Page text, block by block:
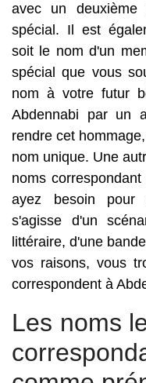
avec un
spécial. Il est
soit le nom d'un
spécial que vous
nom à votre futur
Abdennabi par un
rendre cet
nom unique. Une
noms
ayez besoin pour
s'agisse d'un
littéraire, d'une
vos raisons, vous
correspondent à
Les noms